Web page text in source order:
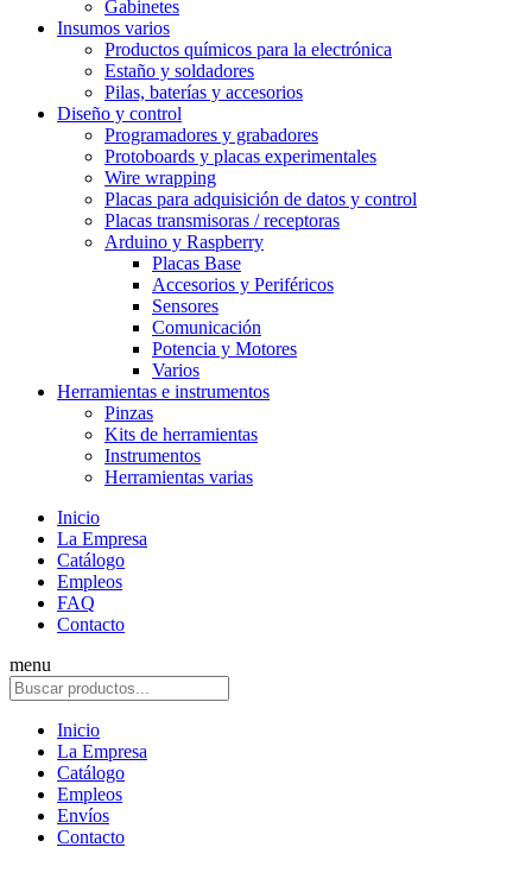
Gabinetes
Insumos varios
Productos químicos para la electrónica
Estaño y soldadores
Pilas, baterías y accesorios
Diseño y control
Programadores y grabadores
Protoboards y placas experimentales
Wire wrapping
Placas para adquisición de datos y control
Placas transmisoras / receptoras
Arduino y Raspberry
Placas Base
Accesorios y Periféricos
Sensores
Comunicación
Potencia y Motores
Varios
Herramientas e instrumentos
Pinzas
Kits de herramientas
Instrumentos
Herramientas varias
Inicio
La Empresa
Catálogo
Empleos
FAQ
Contacto
menu
Inicio
La Empresa
Catálogo
Empleos
Envíos
Contacto